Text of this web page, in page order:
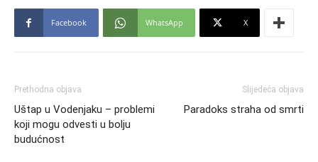
Facebook WhatsApp X
Prethodna objava
Uštap u Vodenjaku – problemi
koji mogu odvesti u bolju
budućnost
Slijedeća objava
Paradoks straha od smrti